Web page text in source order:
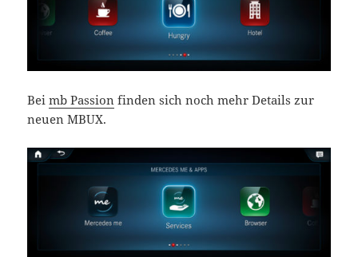
Beimb Passion finden sich noch mehr Details zur
neuen MBUX.